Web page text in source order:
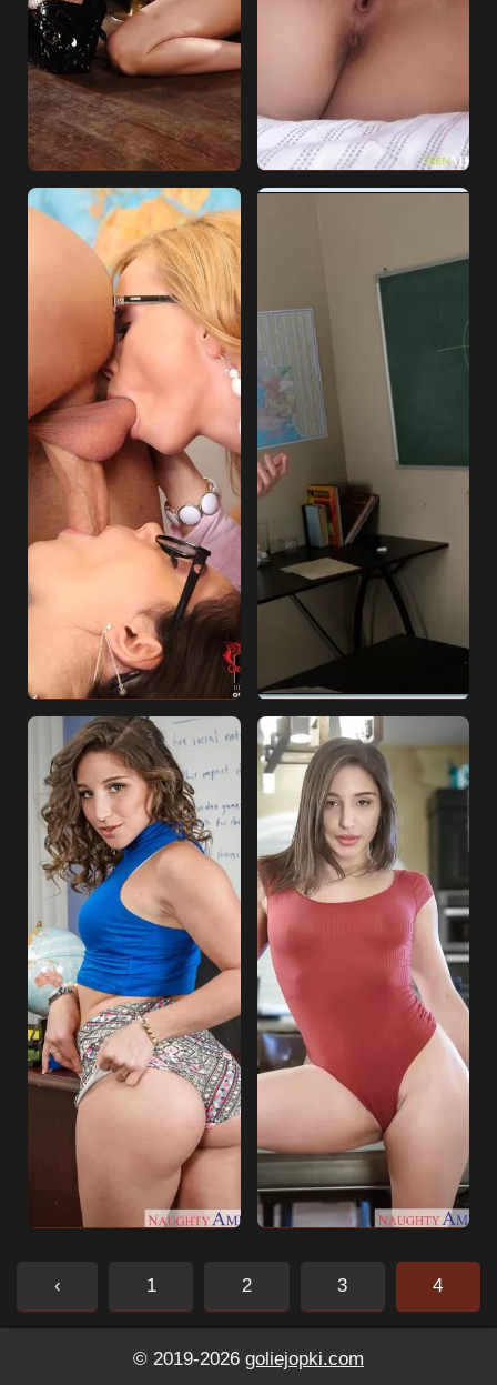
‹ 1 2 3 4
© 2019-2026 goliejopki.com